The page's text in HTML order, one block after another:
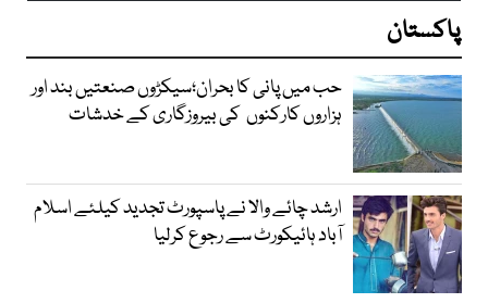
پاکستان
حب میں پانی کا بحران؛سیکڑوں صنعتیں بند اور
ہزاروں کارکنوں کی بیروزگاری کے خدشات
ارشد چائے والا نے پاسپورٹ تجدید کیلئے اسلام
آباد ہائیکورٹ سے رجوع کرلیا